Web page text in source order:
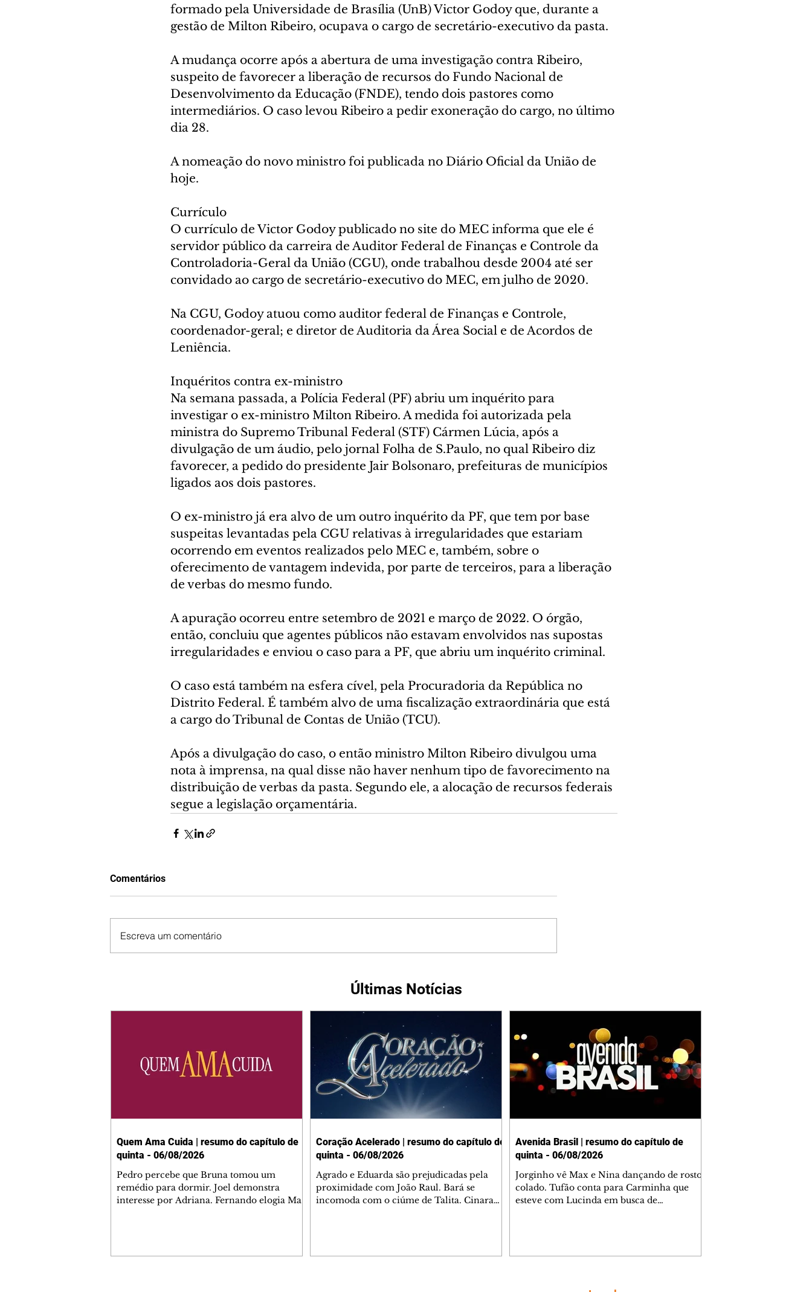
formado pela Universidade de Brasília (UnB) Victor Godoy que, durante a
gestão de Milton Ribeiro, ocupava o cargo de secretário-executivo da pasta.
A mudança ocorre após a abertura de uma investigação contra Ribeiro,
suspeito de favorecer a liberação de recursos do Fundo Nacional de
Desenvolvimento da Educação (FNDE), tendo dois pastores como
intermediários. O caso levou Ribeiro a pedir exoneração do cargo, no último
dia 28.
A nomeação do novo ministro foi publicada no Diário Oficial da União de
hoje.
Currículo
O currículo de Victor Godoy publicado no site do MEC informa que ele é
servidor público da carreira de Auditor Federal de Finanças e Controle da
Controladoria-Geral da União (CGU), onde trabalhou desde 2004 até ser
convidado ao cargo de secretário-executivo do MEC, em julho de 2020.
Na CGU, Godoy atuou como auditor federal de Finanças e Controle,
coordenador-geral; e diretor de Auditoria da Área Social e de Acordos de
Leniência.
Inquéritos contra ex-ministro
Na semana passada, a Polícia Federal (PF) abriu um inquérito para
investigar o ex-ministro Milton Ribeiro. A medida foi autorizada pela
ministra do Supremo Tribunal Federal (STF) Cármen Lúcia, após a
divulgação de um áudio, pelo jornal Folha de S.Paulo, no qual Ribeiro diz
favorecer, a pedido do presidente Jair Bolsonaro, prefeituras de municípios
ligados aos dois pastores.
O ex-ministro já era alvo de um outro inquérito da PF, que tem por base
suspeitas levantadas pela CGU relativas à irregularidades que estariam
ocorrendo em eventos realizados pelo MEC e, também, sobre o
oferecimento de vantagem indevida, por parte de terceiros, para a liberação
de verbas do mesmo fundo.
A apuração ocorreu entre setembro de 2021 e março de 2022. O órgão,
então, concluiu que agentes públicos não estavam envolvidos nas supostas
irregularidades e enviou o caso para a PF, que abriu um inquérito criminal.
O caso está também na esfera cível, pela Procuradoria da República no
Distrito Federal. É também alvo de uma fiscalização extraordinária que está
a cargo do Tribunal de Contas de União (TCU).
Após a divulgação do caso, o então ministro Milton Ribeiro divulgou uma
nota à imprensa, na qual disse não haver nenhum tipo de favorecimento na
distribuição de verbas da pasta. Segundo ele, a alocação de recursos federais
segue a legislação orçamentária.
Comentários
Escreva um comentário
Últimas Notícias
Quem Ama Cuida | resumo do capítulo de
quinta - 06/08/2026
Pedro percebe que Bruna tomou um
remédio para dormir. Joel demonstra
interesse por Adriana. Fernando elogia Mau
Coração Acelerado | resumo do capítulo de
quinta - 06/08/2026
Agrado e Eduarda são prejudicadas pela
proximidade com João Raul. Bará se
incomoda com o ciúme de Talita. Cinara
Avenida Brasil | resumo do capítulo de
quinta - 06/08/2026
Jorginho vê Max e Nina dançando de rosto
colado. Tufão conta para Carminha que
esteve com Lucinda em busca de
Verônica e Noêmia perseguem Cadinho na